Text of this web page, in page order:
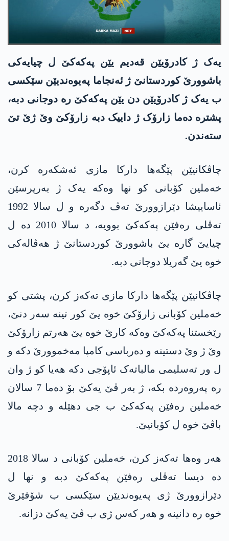
یەک ژ کادرۆیێن قەدیم یێن پەکەکێ ل چیایەکی
باشوورێ کوردستانێ ژ ئەنجاما پەیوەندیێن سێکسی
ب یەک ژ کادرۆیێن دن یێن پەکەکێ رە دوجانی دبە،
پشترە دەما زارۆک ژ داییک دبە زارۆکێ وێ ژێ تێ
ستەندن.
چاڤکانیێن پێگەها دارکا مازی ئەشکەرە کرن،
خەملین کۆبانی کو نها وەکە یەک ژ بەرپرسێن
ئاساییشا دێرازوورێ تەڤ دگەرە و ل سالا 1992
تەڤلی رەفێن پەکەکێ بوویە، د سالا 2010 دە ل
چیایێ گارە یێ باشوورێ کوردستانێ ژ هەڤالەکی
خوە یێ گەریلا دوجانی دبە.
چاڤکانیێن پێگەها دارکا مازی تەکەز کرن، پشتی کو
خەملین کۆبانی زارۆکێ خوە یێ کور تینە سەر دنێ،
رێخستنا پەکەکێ وەکە کارێ خوە یێ هەرتم زارۆکێ
وێ ژ وێ دستینە و دەرباسی کامپا مەخموورێ دکە و
ل ور تەسلیمی مالباتەک ئاپۆجی دکە هەیا کو ژ وان
رە پەروەردە بکە، ژ بەر ڤێ یەکێ بۆ دەما 7 سالان
خەملین رەفێن پەکەکێ ب جی دهێلە و دچە مالا
باڤێ خوە ل کۆبانیێ.
هەر وەها تەکەز کرن، خەملین کۆبانی د سالا 2018
دە دیسا تەڤلی رەفێن پەکەکێ دبە و نها ل
دێرازوورێ ژی پەیوەندیێن سێکسی ب شۆفێرێ
خوە رە دانینە و هەر کەس ژی ب ڤێ یەکێ دزانە.